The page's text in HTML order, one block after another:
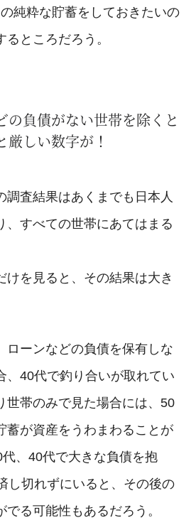
の純粋な貯蓄をしておきたいの
ところだろう。
の負債がない世帯を除くと
厳しい数字が！
調査結果はあくまでも日本人
、すべての世帯にあてはまる
けを見ると、その結果は大き
ローンなどの負債を保有しな
、40代で釣り合いが取れてい
世帯のみで見た場合には、50
蓄が資産をうわまわることが
、40代で大きな負債を抱
し切れずにいると、その後の
る可能性もあるだろう。